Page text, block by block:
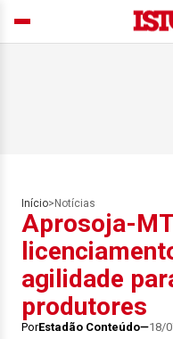
Início> Notícias
Aprosoja-
agilidade
produtores
PorEstadão Conteúdo 18/